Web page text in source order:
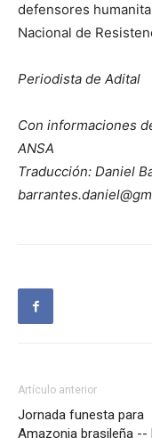
defensores
Nacional de
Periodista de Adital
Con informaciones
ANSA
Traducción: Daniel
Artículo anterior
Jornada funesta para
Amazonia brasileña --